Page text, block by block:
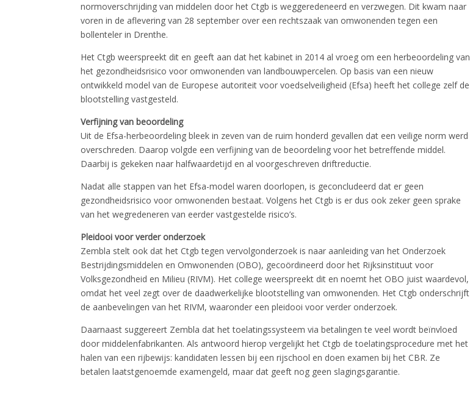
normoverschrijding van middelen door het Ctgb is weggeredeneerd en verzwegen. Dit kwam naar
voren in de aflevering van 28 september over een rechtszaak van omwonenden tegen een
bollenteler in Drenthe.
Het Ctgb weerspreekt dit en geeft aan dat het kabinet in 2014 al vroeg om een herbeoordeling van
het gezondheidsrisico voor omwonenden van landbouwpercelen. Op basis van een nieuw
ontwikkeld model van de Europese autoriteit voor voedselveiligheid (Efsa) heeft het college zelf de
blootstelling vastgesteld.
Verfijning van beoordeling
Uit de Efsa-herbeoordeling bleek in zeven van de ruim honderd gevallen dat een veilige norm werd
overschreden. Daarop volgde een verfijning van de beoordeling voor het betreffende middel.
Daarbij is gekeken naar halfwaardetijd en al voorgeschreven driftreductie.
Nadat alle stappen van het Efsa-model waren doorlopen, is geconcludeerd dat er geen
gezondheidsrisico voor omwonenden bestaat. Volgens het Ctgb is er dus ook zeker geen sprake
van het wegredeneren van eerder vastgestelde risico’s.
Pleidooi voor verder onderzoek
Zembla stelt ook dat het Ctgb tegen vervolgonderzoek is naar aanleiding van het Onderzoek
Bestrijdingsmiddelen en Omwonenden (OBO), gecoördineerd door het Rijksinstituut voor
Volksgezondheid en Milieu (RIVM). Het college weerspreekt dit en noemt het OBO juist waardevol,
omdat het veel zegt over de daadwerkelijke blootstelling van omwonenden. Het Ctgb onderschrijft
de aanbevelingen van het RIVM, waaronder een pleidooi voor verder onderzoek.
Daarnaast suggereert Zembla dat het toelatingssysteem via betalingen te veel wordt beïnvloed
door middelenfabrikanten. Als antwoord hierop vergelijkt het Ctgb de toelatingsprocedure met het
halen van een rijbewijs: kandidaten lessen bij een rijschool en doen examen bij het CBR. Ze
betalen laatstgenoemde examengeld, maar dat geeft nog geen slagingsgarantie.